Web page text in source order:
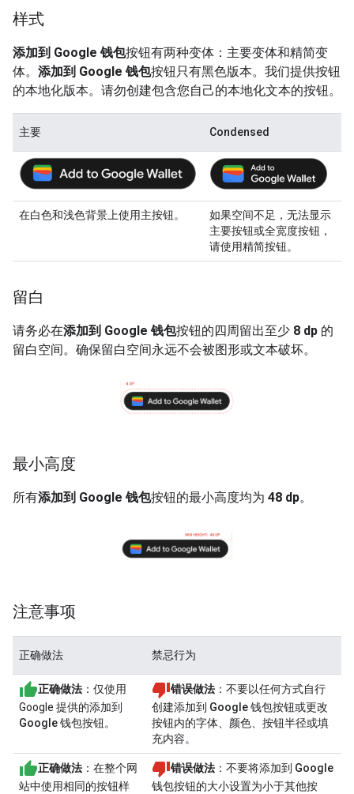
样式
添加到 Google 钱包按钮有两种变体：主要变体和精简变
体。 添加到 Google 钱包按钮只有黑色版本。我们提供按钮
的本地化版本。请勿创建包含您自己的本地化文本的按钮。
主要 Condensed
在白色和浅色背景上使用主按钮。
如果空间不足，无法显示
主要按钮或全宽度按钮，
请使用精简按钮。
留白
请务必在添加到 Google 钱包按钮的四周留出至少 8 dp 的
留白空间。确保留白空间永远不会被图形或文本破坏。
最小高度
所有添加到 Google 钱包按钮的最小高度均为 48 dp。
注意事项
正确做法 禁忌行为
正确做法 ：仅使用
Google 提供的添加到
Google 钱包按钮。
错误做法 ：不要以任何方式自行
创建添加到 Google 钱包按钮或更改
按钮内的字体、颜色、按钮半径或填
充内容。
正确做法 ：在整个网
站中使用相同的按钮样
错误做法 ：不要将添加到 Google
钱包按钮的大小设置为小于其他按